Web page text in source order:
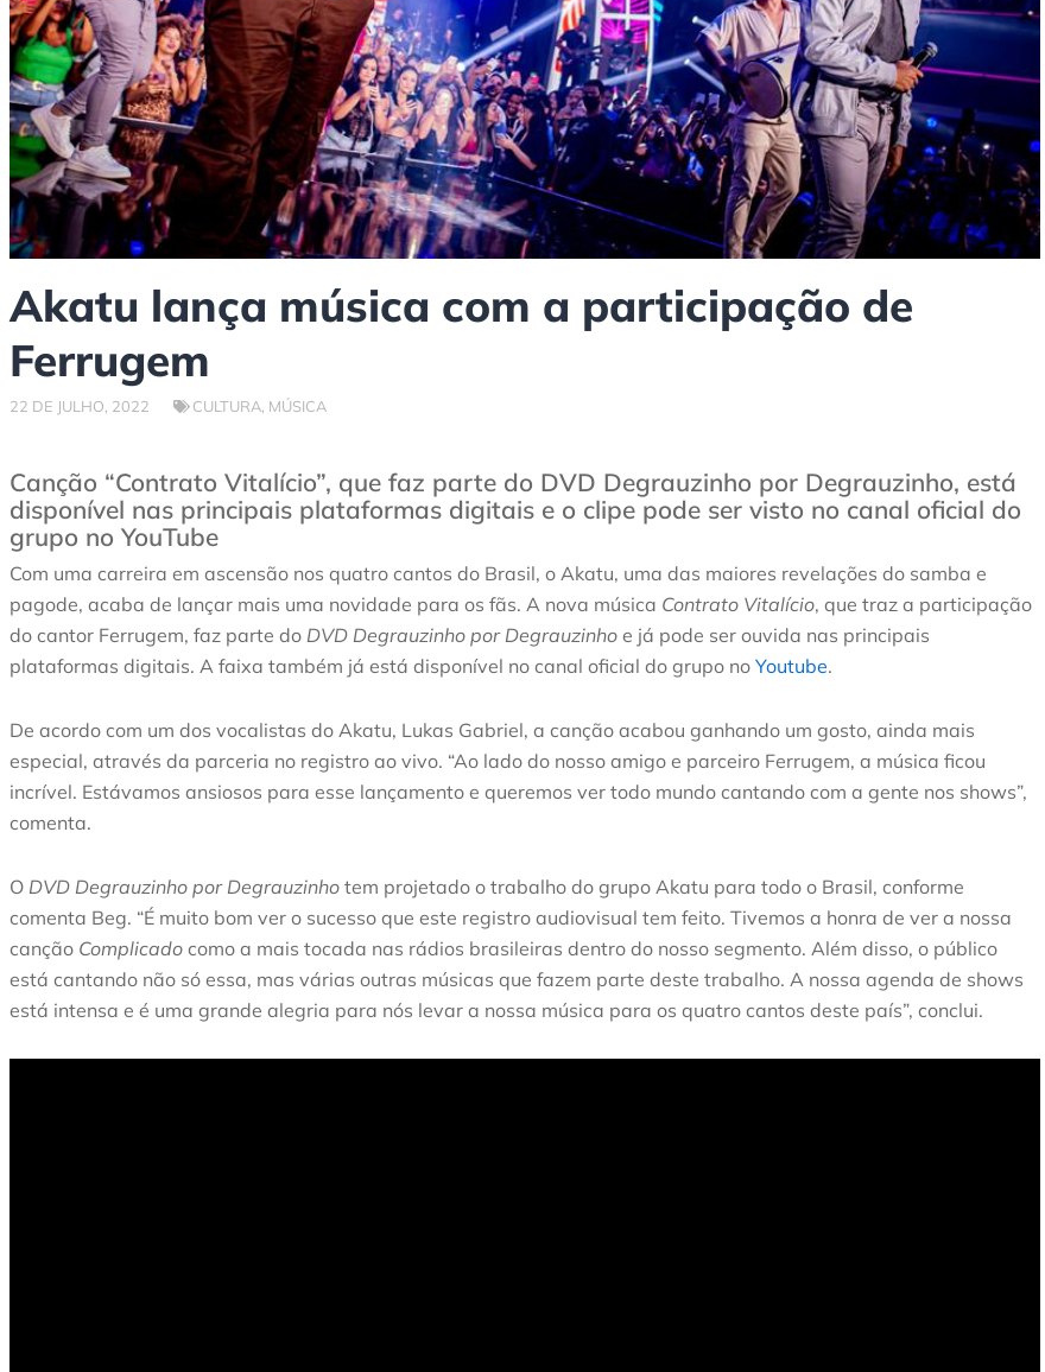
Akatu lança música com a participação de
Ferrugem
22 DE JULHO, 2022 CULTURA, MÚSICA
Canção “Contrato Vitalício”, que faz parte do DVD Degrauzinho por Degrauzinho, está
disponível nas principais plataformas digitais e o clipe pode ser visto no canal oficial do
grupo no YouTube
Com uma carreira em ascensão nos quatro cantos do Brasil, o Akatu, uma das maiores revelações do samba e
pagode, acaba de lançar mais uma novidade para os fãs. A nova música Contrato Vitalício, que traz a participação
do cantor Ferrugem, faz parte do DVD Degrauzinho por Degrauzinho e já pode ser ouvida nas principais
plataformas digitais. A faixa também já está disponível no canal oficial do grupo no Youtube.
De acordo com um dos vocalistas do Akatu, Lukas Gabriel, a canção acabou ganhando um gosto, ainda mais
especial, através da parceria no registro ao vivo. “Ao lado do nosso amigo e parceiro Ferrugem, a música ficou
incrível. Estávamos ansiosos para esse lançamento e queremos ver todo mundo cantando com a gente nos shows”,
comenta.
O DVD Degrauzinho por Degrauzinho tem projetado o trabalho do grupo Akatu para todo o Brasil, conforme
comenta Beg. “É muito bom ver o sucesso que este registro audiovisual tem feito. Tivemos a honra de ver a nossa
canção Complicado como a mais tocada nas rádios brasileiras dentro do nosso segmento. Além disso, o público
está cantando não só essa, mas várias outras músicas que fazem parte deste trabalho. A nossa agenda de shows
está intensa e é uma grande alegria para nós levar a nossa música para os quatro cantos deste país”, conclui.